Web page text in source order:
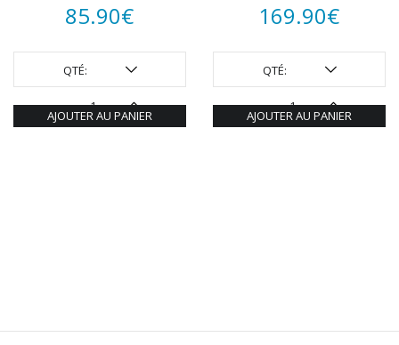
85.90€
QTÉ:
AJOUTER AU PANIER
169.90€
QTÉ:
AJOUTER AU PANIER